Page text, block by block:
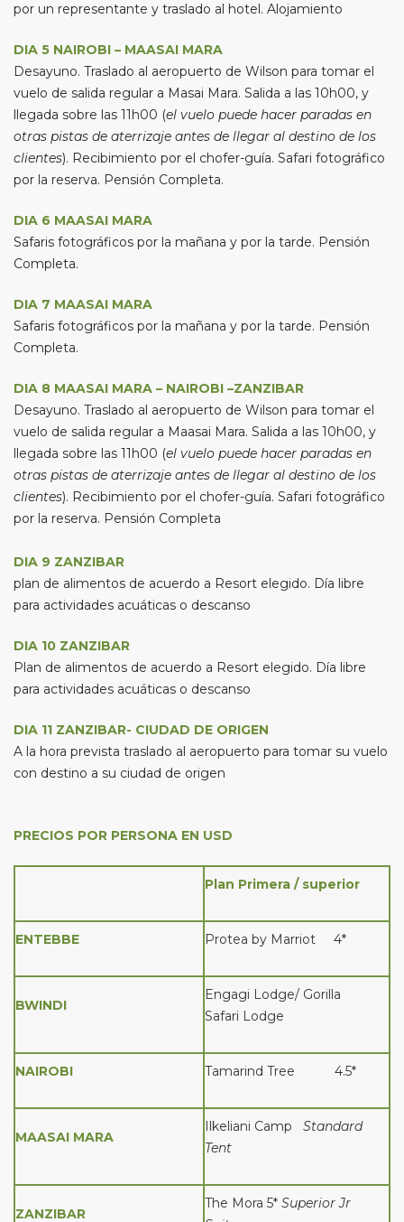
por un representante y traslado al hotel. Alojamiento
DIA 5 NAIROBI – MAASAI MARA
Desayuno. Traslado al aeropuerto de Wilson para tomar el
vuelo de salida regular a Masai Mara. Salida a las 10h00, y
llegada sobre las 11h00 (el vuelo puede hacer paradas en
otras pistas de aterrizaje antes de llegar al destino de los
clientes). Recibimiento por el chofer-guía. Safari fotográfico
por la reserva. Pensión Completa.
DIA 6 MAASAI MARA
Safaris fotográficos por la mañana y por la tarde. Pensión
Completa.
DIA 7 MAASAI MARA
Safaris fotográficos por la mañana y por la tarde. Pensión
Completa.
DIA 8 MAASAI MARA – NAIROBI –ZANZIBAR
Desayuno. Traslado al aeropuerto de Wilson para tomar el
vuelo de salida regular a Maasai Mara. Salida a las 10h00, y
llegada sobre las 11h00 (el vuelo puede hacer paradas en
otras pistas de aterrizaje antes de llegar al destino de los
clientes). Recibimiento por el chofer-guía. Safari fotográfico
por la reserva. Pensión Completa
DIA 9 ZANZIBAR
plan de alimentos de acuerdo a Resort elegido. Día libre
para actividades acuáticas o descanso
DIA 10 ZANZIBAR
Plan de alimentos de acuerdo a Resort elegido. Día libre
para actividades acuáticas o descanso
DIA 11 ZANZIBAR- CIUDAD DE ORIGEN
A la hora prevista traslado al aeropuerto para tomar su vuelo
con destino a su ciudad de origen
PRECIOS POR PERSONA EN USD
Plan Primera / superior
ENTEBBE Protea by Marriot 4*
BWINDI
Engagi Lodge/ Gorilla
Safari Lodge
NAIROBI Tamarind Tree 4.5*
MAASAI MARA
Ilkeliani Camp Standard
Tent
ZANZIBAR
The Mora 5* Superior Jr